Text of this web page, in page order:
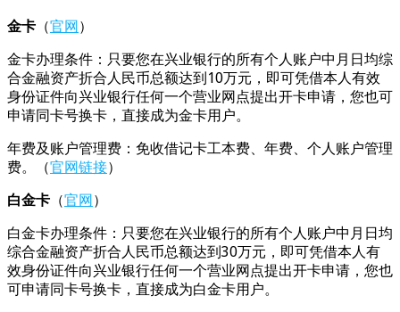
金卡 （官网）
金卡办理条件：只要您在兴业银行的所有个人账户中月日均综
合金融资产折合人民币总额达到10万元，即可凭借本人有效
身份证件向兴业银行任何一个营业网点提出开卡申请，您也可
申请同卡号换卡，直接成为金卡用户。
年费及账户管理费：免收借记卡工本费、年费、个人账户管理
费。（官网链接）
白金卡 （官网）
白金卡办理条件：只要您在兴业银行的所有个人账户中月日均
综合金融资产折合人民币总额达到30万元，即可凭借本人有
效身份证件向兴业银行任何一个营业网点提出开卡申请，您也
可申请同卡号换卡，直接成为白金卡用户。